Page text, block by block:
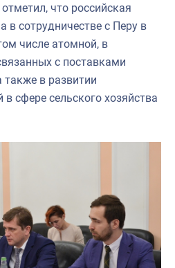
что российская
в сотрудничестве с Перу в
числе атомной, в
с поставками
также в развитии
сфере сельского хозяйства